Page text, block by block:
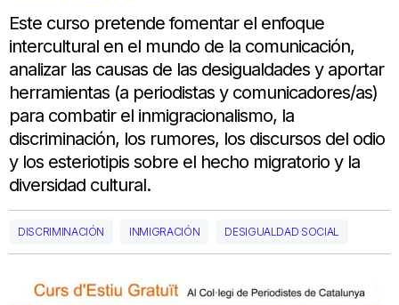
Este curso pretende fomentar el enfoque
intercultural en el mundo de la comunicación,
analizar las causas de las desigualdades y aportar
herramientas (a periodistas y comunicadores/as)
para combatir el inmigracionalismo, la
discriminación, los rumores, los discursos del odio
y los esteriotipis sobre el hecho migratorio y la
diversidad cultural.
DISCRIMINACIÓN INMIGRACIÓN DESIGUALDAD SOCIAL